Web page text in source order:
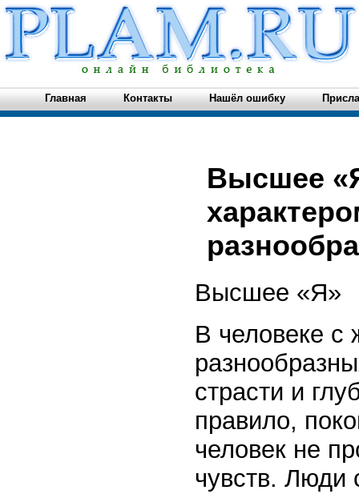
Главная Контакты Нашёл ошибку
Высшее
Высшее «Я»
В человеке с
страсти и
правило,
человек не
чувств. Люди